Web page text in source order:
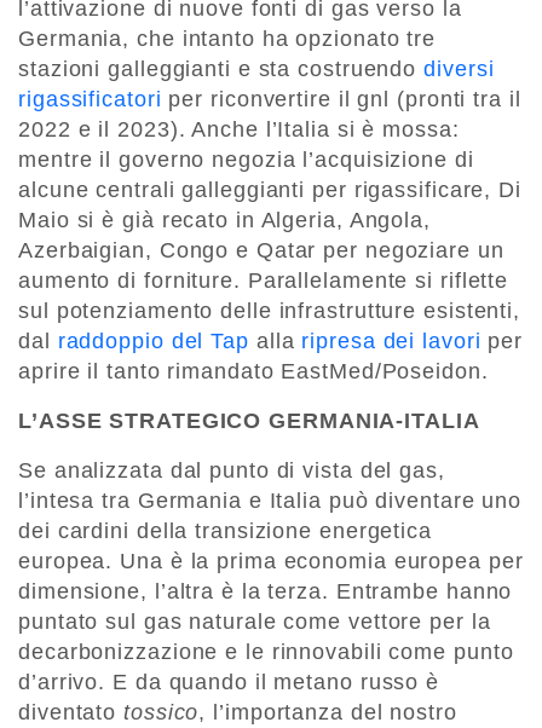
l’attivazione di nuove fonti di gas verso la
Germania, che intanto ha opzionato tre
stazioni galleggianti e sta costruendodiversi
rigassificatori per riconvertire il gnl (pronti tra il
2022 e il 2023). Anche l’Italia si è mossa:
mentre il governo negozia l’acquisizione di
alcune centrali galleggianti per rigassificare, Di
Maio si è già recato in Algeria, Angola,
Azerbaigian, Congo e Qatar per negoziare un
aumento di forniture. Parallelamente si riflette
sul potenziamento delle infrastrutture esistenti,
dal raddoppio del Tap alla ripresa dei lavori per
aprire il tanto rimandato EastMed/Poseidon.
L’ASSE STRATEGICO GERMANIA-ITALIA
Se analizzata dal punto di vista del gas,
l’intesa tra Germania e Italia può diventare uno
dei cardini della transizione energetica
europea. Una è la prima economia europea per
dimensione, l’altra è la terza. Entrambe hanno
puntato sul gas naturale come vettore per la
decarbonizzazione e le rinnovabili come punto
d’arrivo. E da quando il metano russo è
diventatotossico, l’importanza del nostro